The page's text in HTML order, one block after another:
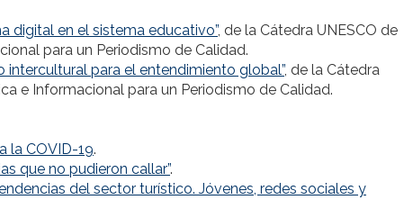
digital en el sistema educativo”, de la Cátedra UNESCO de
para un Periodismo de Calidad.
intercultural para el entendimiento global”, de la Cátedra
e Informacional para un Periodismo de Calidad.
la COVID-19.
que no pudieron callar”.
del sector turístico. Jóvenes, redes sociales y